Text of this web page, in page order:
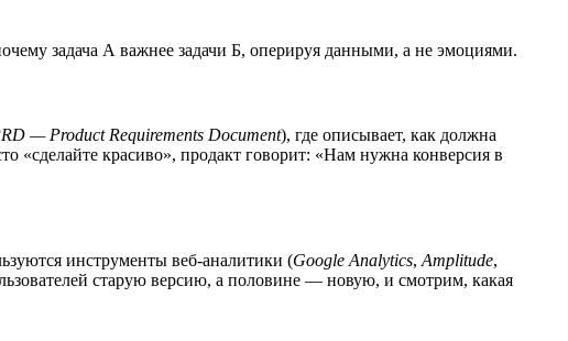
задача А важнее задачи Б, оперируя данными, а не эмоциями.
— Product Requirements Document), где описывает, как должна
«сделайте красиво», продакт говорит: «Нам нужна конверсия в
инструменты веб-аналитики (Google Analytics, Amplitude,
старую версию, а половине — новую, и смотрим, какая